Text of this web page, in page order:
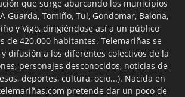
que surge abarcando los municipios
Guarda, Tomiño, Tui, Gondomar, Baiona,
y Vigo, dirigiéndose así a un público
de 420.000 habitantes. Telemariñas se
difusión a los diferentes colectivos de la
personajes desconocidos, noticias de
deportes, cultura, ocio...). Nacida en
pretende dar un poco de